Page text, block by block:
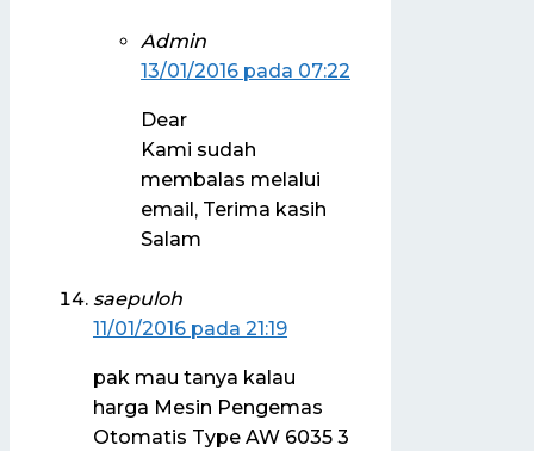
Admin
13/01/2016 pada 07:22
Dear
Kami sudah
membalas melalui
email, Terima kasih
Salam
saepuloh
11/01/2016 pada 21:19
pak mau tanya kalau
harga Mesin Pengemas
Otomatis Type AW 6035 3